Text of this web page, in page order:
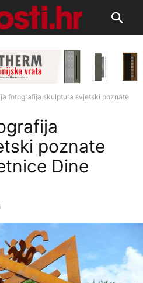
fotografija skulptura svjetski poznate
poznate
Dine